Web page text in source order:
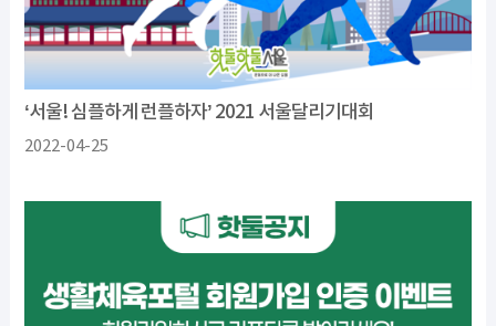
‘서울! 심플하게 런플하자’ 2021 서울달리기대회
2022-04-25